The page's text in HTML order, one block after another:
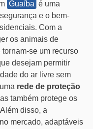
Guaíba é uma
e o bem-
Com a
os animais de
tornam-se um recurso
desejam permitir
do ar livre sem
rede de proteção
também protege os
disso, a
mercado, adaptáveis